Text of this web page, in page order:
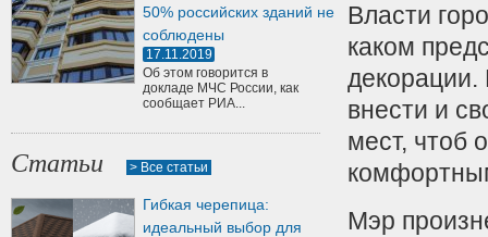
50% российских зданий не
соблюдены
17.11.2019
Об этом говорится в
докладе МЧС России, как
сообщает РИА...
Статьи > Все статьи
Гибкая черепица:
идеальный выбор для
Власти
каком
декорации.
внести и
мест, чтоб
Мэр